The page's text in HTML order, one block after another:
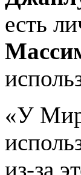
есть
«У
из-за